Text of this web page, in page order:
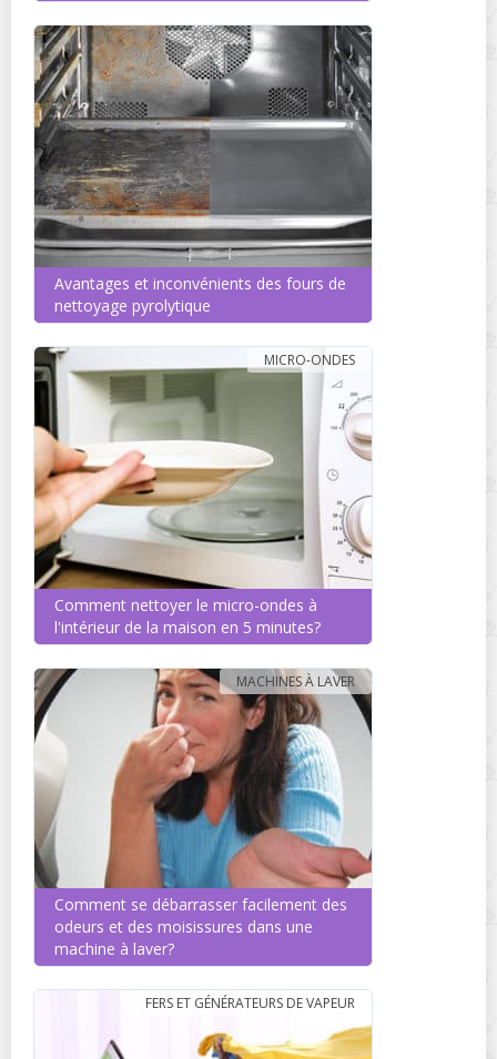
Avantages et inconvénients des fours de
nettoyage pyrolytique
Comment nettoyer le micro-ondes à
l'intérieur de la maison en 5 minutes?
MICRO-ONDES
Comment se débarrasser facilement des
odeurs et des moisissures dans une
machine à laver?
MACHINES À LAVER
FERS ET GÉNÉRATEURS DE VAPEUR